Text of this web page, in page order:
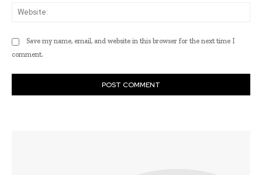
Save my name, email, and website in this browser for the next time I
comment.